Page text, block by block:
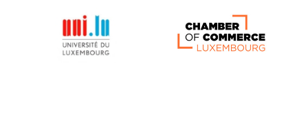
Lucas Papademos
Máire Geoghegan-Quinn